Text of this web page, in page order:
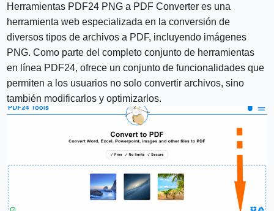
Herramientas PDF24 PNG a PDF Converter es una
herramienta web especializada en la conversión de
diversos tipos de archivos a PDF, incluyendo imágenes
PNG. Como parte del completo conjunto de herramientas
en línea PDF24, ofrece un conjunto de funcionalidades que
permiten a los usuarios no solo convertir archivos, sino
también modificarlos y optimizarlos.